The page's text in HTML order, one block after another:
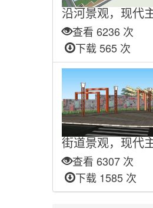
沿河景观，现代
查看 6236 次
下载 565 次
街道景观，现代
查看 6307 次
下载 1585 次